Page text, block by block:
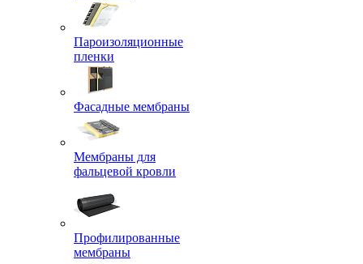
Пароизоляционные
пленки
Фасадные мембраны
Мембраны для
фальцевой кровли
Профилированные
мембраны